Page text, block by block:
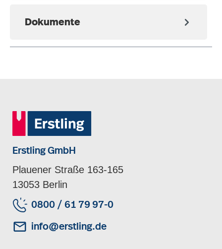
Dokumente
Erstling GmbH
Plauener Straße 163-165
13053 Berlin
0800 / 61 79 97-0
info@erstling.de